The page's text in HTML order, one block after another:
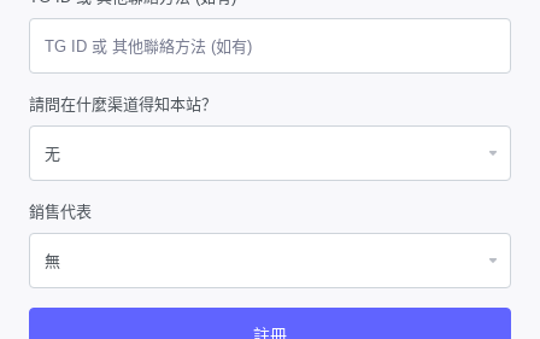
請問在什麼渠道得知本站？
銷售代表